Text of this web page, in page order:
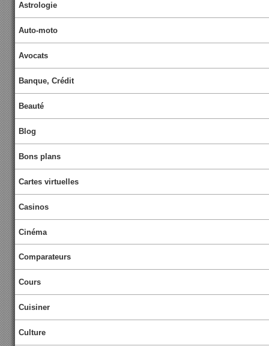
Astrologie
Auto-moto
Avocats
Banque, Crédit
Beauté
Blog
Bons plans
Cartes virtuelles
Casinos
Cinéma
Comparateurs
Cours
Cuisiner
Culture